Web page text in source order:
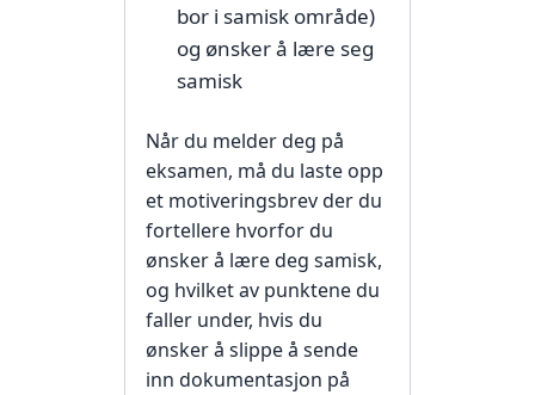
bor i samisk område)
og ønsker å lære seg
samisk
Når du melder deg på
eksamen, må du laste opp
et motiveringsbrev der du
fortellere hvorfor du
ønsker å lære deg samisk,
og hvilket av punktene du
faller under, hvis du
ønsker å slippe å sende
inn dokumentasjon på